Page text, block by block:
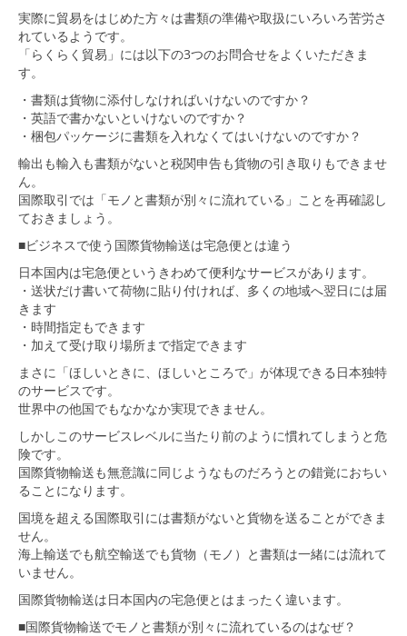
実際に貿易をはじめた方々は書類の準備や取扱にいろいろ苦労さ
れているようです。
「らくらく貿易」には以下の3つのお問合せをよくいただきま
す。
・書類は貨物に添付しなければいけないのですか？
・英語で書かないといけないのですか？
・梱包パッケージに書類を入れなくてはいけないのですか？
輸出も輸入も書類がないと税関申告も貨物の引き取りもできませ
ん。
国際取引では「モノと書類が別々に流れている」ことを再確認し
ておきましょう。
■ビジネスで使う国際貨物輸送は宅急便とは違う
日本国内は宅急便というきわめて便利なサービスがあります。
・送状だけ書いて荷物に貼り付ければ、多くの地域へ翌日には届
きます
・時間指定もできます
・加えて受け取り場所まで指定できます
まさに「ほしいときに、ほしいところで」が体現できる日本独特
のサービスです。
世界中の他国でもなかなか実現できません。
しかしこのサービスレベルに当たり前のように慣れてしまうと危
険です。
国際貨物輸送も無意識に同じようなものだろうとの錯覚におちい
ることになります。
国境を超える国際取引には書類がないと貨物を送ることができま
せん。
海上輸送でも航空輸送でも貨物（モノ）と書類は一緒には流れて
いません。
国際貨物輸送は日本国内の宅急便とはまったく違います。
■国際貨物輸送でモノと書類が別々に流れているのはなぜ？